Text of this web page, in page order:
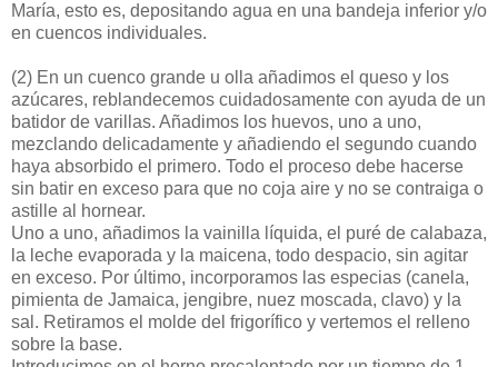
María, esto es, depositando agua en una bandeja inferior y/o
en cuencos individuales.
(2) En un cuenco grande u olla añadimos el queso y los
azúcares, reblandecemos cuidadosamente con ayuda de un
batidor de varillas. Añadimos los huevos, uno a uno,
mezclando delicadamente y añadiendo el segundo cuando
haya absorbido el primero. Todo el proceso debe hacerse
sin batir en exceso para que no coja aire y no se contraiga o
astille al hornear.
Uno a uno, añadimos la vainilla líquida, el puré de calabaza,
la leche evaporada y la maicena, todo despacio, sin agitar
en exceso. Por último, incorporamos las especias (canela,
pimienta de Jamaica, jengibre, nuez moscada, clavo) y la
sal. Retiramos el molde del frigorífico y vertemos el relleno
sobre la base.